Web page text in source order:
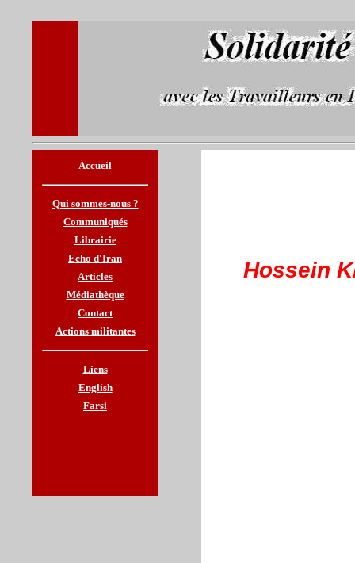
Accueil
Qui sommes-nous ?
Communiqués
Librairie
Echo d'Iran
Articles
Médiathèque
Contact
Actions militantes
Liens
English
Farsi
Hossein